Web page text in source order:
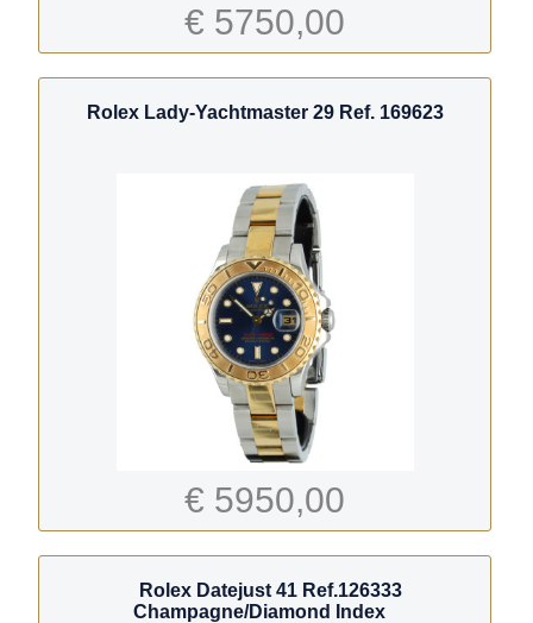
€ 5750,00
Rolex Lady-Yachtmaster 29 Ref. 169623
€ 5950,00
Rolex Datejust 41 Ref.126333
Champagne/Diamond Index